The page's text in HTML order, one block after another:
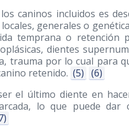
caninos incluidos es
generales o
temprana o retención
dientes
trauma por lo cual para
retenido. (5) (6)
el último diente en
lo que puede